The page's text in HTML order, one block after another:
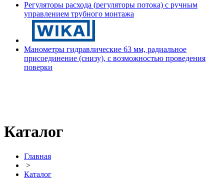
Регуляторы расхода (регуляторы потока) с ручным
управлением трубного монтажа
Манометры гидравлические 63 мм, радиальное
присоединение (снизу), с возможностью проведения
поверки
Каталог
Главная
>
Каталог